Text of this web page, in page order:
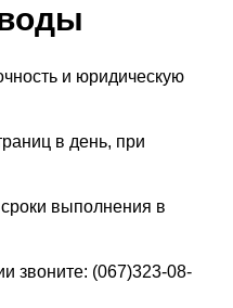
и юридическую
в день, при
выполнения в
звоните: (067)323-08-